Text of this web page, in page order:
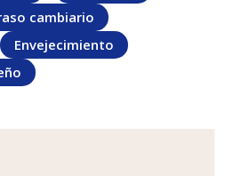
cambiario
Envejecimiento